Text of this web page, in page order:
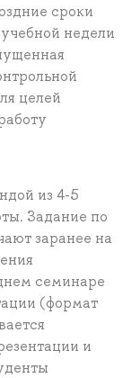
сроки
недели
целей
из 4-5
Задание по
заранее на
семинаре
(формат
и